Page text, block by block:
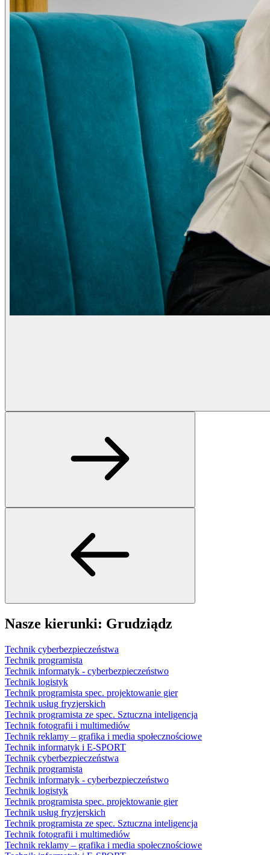
Nasze kierunki: Grudziądz
Technik cyber­bezpieczeństwa
Technik programista
Technik informatyk - cyber­bezpieczeństwo
Technik logistyk
Technik programista spec. projektowanie gier
Technik usług fryzjerskich
Technik programista ze spec. Sztuczna inteligencja
Technik fotografii i multimediów
Technik reklamy – grafika i media społecznościowe
Technik informatyk i E‑SPORT
Technik cyber­bezpieczeństwa
Technik programista
Technik informatyk - cyber­bezpieczeństwo
Technik logistyk
Technik programista spec. projektowanie gier
Technik usług fryzjerskich
Technik programista ze spec. Sztuczna inteligencja
Technik fotografii i multimediów
Technik reklamy – grafika i media społecznościowe